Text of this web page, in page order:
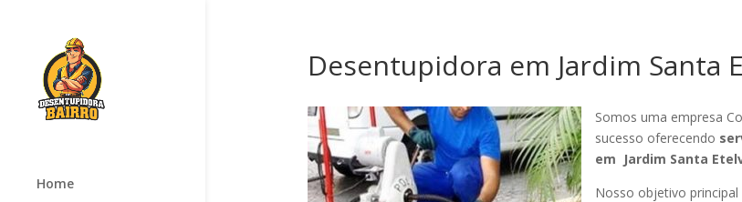
Home
Desentupidora em Jardim Santa
Somos uma empresa
sucesso oferecendo
em Jardim Santa
Nosso objetivo principal